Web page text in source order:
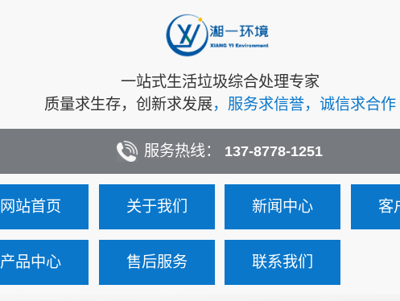
一站式生活垃圾综合处理专家
质量求生存，创新求发展，服务求信誉，诚信求合作
服务热线： 137-8778-1251
网站首页 关于我们 新闻中心 客
产品中心 售后服务 联系我们